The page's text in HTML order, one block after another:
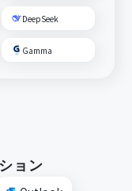
DeepSeek
Gamma
ョン